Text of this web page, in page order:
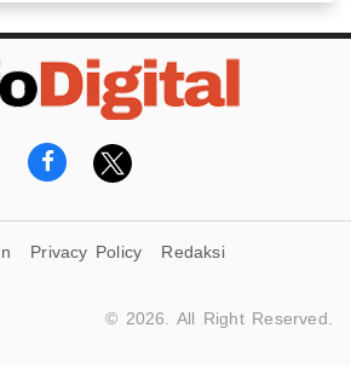
Privacy Policy
Redaksi
© 2026. All Right Reserved.